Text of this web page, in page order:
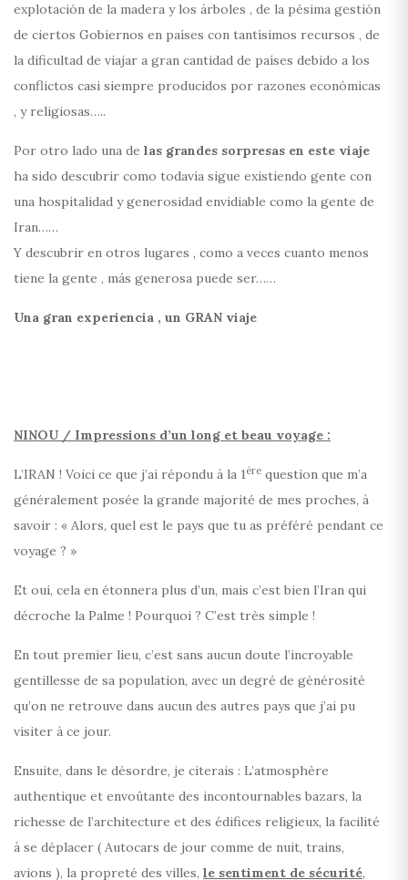
explotación de la madera y los árboles , de la pésima gestión
de ciertos Gobiernos en países con tantísimos recursos , de
la dificultad de viajar a gran cantidad de países debido a los
conflictos casi siempre producidos por razones económicas
, y religiosas…..
Por otro lado una de las grandes sorpresas en este viaje
ha sido descubrir como todavía sigue existiendo gente con
una hospitalidad y generosidad envidiable como la gente de
Iran……
Y descubrir en otros lugares , como a veces cuanto menos
tiene la gente , más generosa puede ser……
Una gran experiencia , un GRAN viaje
NINOU / Impressions d’un long et beau voyage :
L’IRAN ! Voici ce que j’ai répondu à la 1ère question que m’a
généralement posée la grande majorité de mes proches, à
savoir : « Alors, quel est le pays que tu as préféré pendant ce
voyage ? »
Et oui, cela en étonnera plus d’un, mais c’est bien l’Iran qui
décroche la Palme ! Pourquoi ? C’est très simple !
En tout premier lieu, c’est sans aucun doute l’incroyable
gentillesse de sa population, avec un degré de générosité
qu’on ne retrouve dans aucun des autres pays que j’ai pu
visiter à ce jour.
Ensuite, dans le désordre, je citerais : L’atmosphère
authentique et envoûtante des incontournables bazars, la
richesse de l’architecture et des édifices religieux, la facilité
à se déplacer ( Autocars de jour comme de nuit, trains,
avions ), la propreté des villes, le sentiment de sécurité,